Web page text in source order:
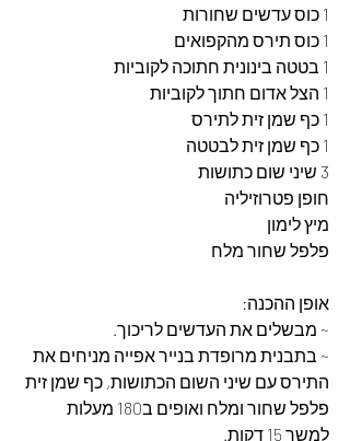
1 כוס עדשים שחורות
1 כוס תירס מהקפואים
1 בטטה בינונית חתוכה לקוביות
1 הצל אדום חתוך לקוביות
1 כף שמן זית לתירס
1 כף שמן זית לבטטה
3 שיני שום כתושות
חופן פטרוזיליה
מיץ לימון
פלפל שחור מלח
אופן ההכנה:
~ מבשלים את העדשים לריכוך.
~ בתבנית מרופדת בנייר אפייה מניחים את
התירס עם שיני השום הכתושות, כף שמן זית
פלפל שחור ומלח ואופים ב180 מעלות
למשך 15 דקות.